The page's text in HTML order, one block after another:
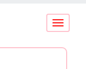
Conmutar